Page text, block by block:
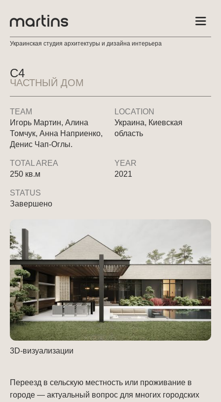
Украинская студия архитектуры и дизайна интерьера
C4
ЧАСТНЫЙ ДОМ
TEAM
Игорь Мартин, Алина
Томчук, Анна Наприенко,
Денис Чап-Оглы.
LOCATION
Украина, Киевская
область
TOTAL AREA
250 кв.м
YEAR
2021
STATUS
Завершено
3D-визуализации
Переезд в сельскую местность или проживание в
городе — актуальный вопрос для многих городских